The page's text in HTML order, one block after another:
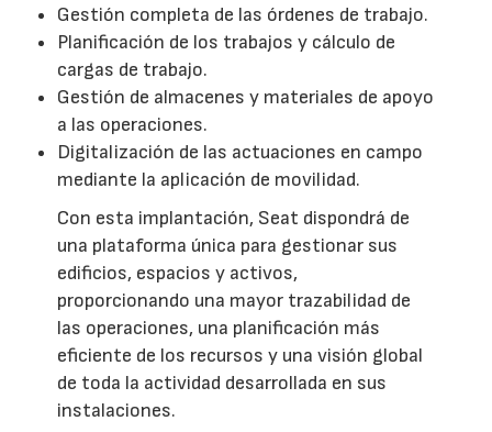
Gestión completa de las órdenes de trabajo.
Planificación de los trabajos y cálculo de
cargas de trabajo.
Gestión de almacenes y materiales de apoyo
a las operaciones.
Digitalización de las actuaciones en campo
mediante la aplicación de movilidad.
Con esta implantación, Seat dispondrá de
una plataforma única para gestionar sus
edificios, espacios y activos,
proporcionando una mayor trazabilidad de
las operaciones, una planificación más
eficiente de los recursos y una visión global
de toda la actividad desarrollada en sus
instalaciones.